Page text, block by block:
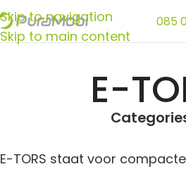
Skip to navigation
Skip to main content
085
E-
E-TORS staat voor